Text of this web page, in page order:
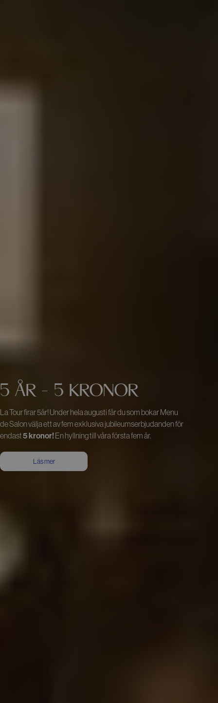
5 ÅR - 5 KRONOR
La Tour firar 5år! Under hela augusti får du som bokar Menu
de Salon välja ett av fem exklusiva jubileumserbjudanden för
endast5 kronor! En hyllning till våra första fem år.
Läs mer